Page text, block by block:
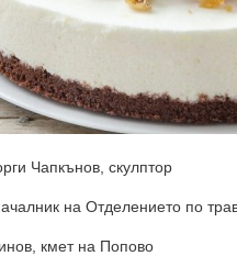
Чапкънов, скулптор
на Отделението по
кмет на Попово